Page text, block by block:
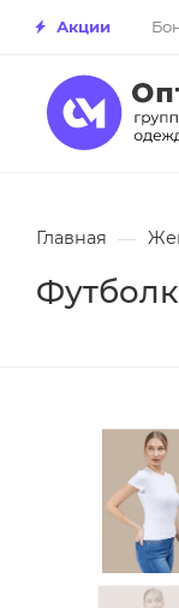
Акции
Главная —